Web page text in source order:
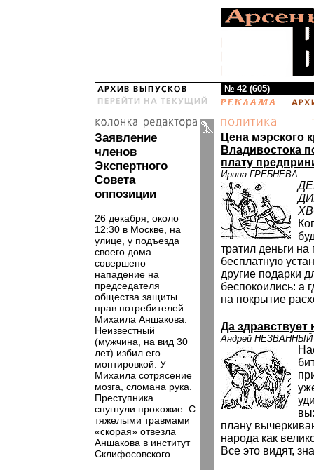
№ 42 (605)
Заявление
членов
Экспертного
Совета
оппозиции
26 декабря, около
12:30 в Москве, на
улице, у подъезда
своего дома
совершено
нападение на
председателя
общества защиты
прав потребителей
Михаила Аншакова.
Неизвестный
(мужчина, на вид 30
лет) избил его
монтировкой. У
Михаила сотрясение
мозга, сломана рука.
Преступника
спугнули прохожие. С
тяжелыми травмами
«скорая» отвезла
Аншакова в институт
Склифосовского.
Цена мэрского
Владивостока
плату
Ирина ГРЕБНЕВА
тратил деньги
бесплатную
другие подарки
беспокоились: а
на покрытие
Да здравствует
Андрей НЕЗВАННЫЙ
плану
народа как
Все это видят,